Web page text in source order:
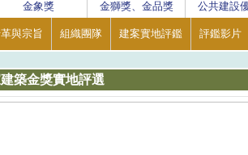
金象獎 金獅獎、金品獎 公共建設
與宗旨 組織團隊 建案實地評鑑 評鑑影片
築金獎實地評選